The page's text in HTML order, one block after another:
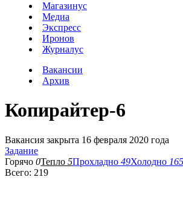
Магазинус
Медиа
Экспресс
Иронов
Журналус
Вакансии
Архив
Копирайтер-6
Вакансия закрыта 16 февраля 2020 года
Задание
Горячо 0Тепло 5Прохладно 49Холодно 165
Всего: 219